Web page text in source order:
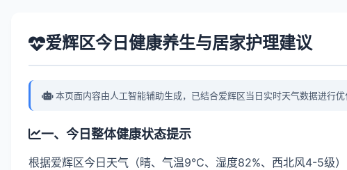
爱辉区今日健康养生与居家护理建议
本页面内容由人工智能辅助生成，已结合爱辉区当日实时天气数据进行
一、今日整体健康状态提示
根据爱辉区今日天气（晴、气温9℃、湿度82%、西北风4-5级